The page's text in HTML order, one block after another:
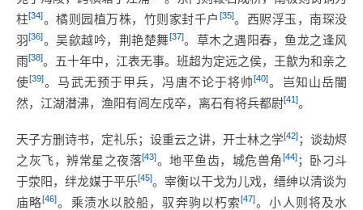
柱[34]。橘则园植万株，竹则家封千户 [35]。西赆浮玉，南琛没
羽[36]。吴歈越吟，荆艳楚舞[37]。草木之遇阳春，鱼龙之逢风
雨[38]。五十年中，江表无事。班超为定远之侯，王歙为和亲之
使[39]。马武无预于甲兵，冯唐不论于将帅[40]。岂知山岳闇
然，江湖潜沸，渔阳有闾左戍卒，离石有将兵都尉[41]。
天子方删诗书，定礼乐；设重云之讲，开士林之学[42]；谈劫烬
之灰飞，辨常星之夜落[43]。地平鱼齿，城危兽角 [44]；卧刁斗
于荥阳，绊龙媒于平乐[45]。宰衡以干戈为儿戏，缙绅以清谈为
庙略[46]。乘渍水以胶船，驭奔驹以朽索[47]。小人则将及水